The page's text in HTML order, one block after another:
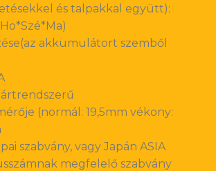
és talpakkal együtt):
akkumulátort szemből
(normál: 19,5mm vékony:
szabvány, vagy Japán ASIA
megfelelő szabvány